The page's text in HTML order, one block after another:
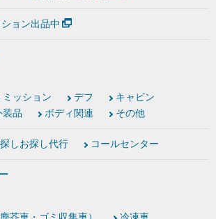
ョン出品中
ミッション デフ
キャビン
装品 ボディ関連 その他
しお探し代行 コールセンター